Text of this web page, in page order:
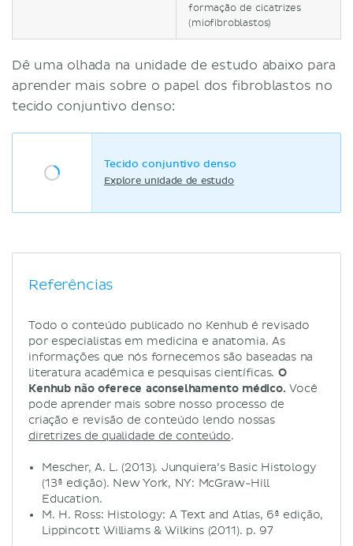
formação de cicatrizes
(miofibroblastos)
Dê uma olhada na unidade de estudo abaixo para
aprender mais sobre o papel dos fibroblastos no
tecido conjuntivo denso:
Tecido conjuntivo denso
Explore unidade de estudo
Referências
Todo o conteúdo publicado no Kenhub é revisado
por especialistas em medicina e anatomia. As
informações que nós fornecemos são baseadas na
literatura acadêmica e pesquisas científicas. O
Kenhub não oferece aconselhamento médico. Você
pode aprender mais sobre nosso processo de
criação e revisão de conteúdo lendo nossas
diretrizes de qualidade de conteúdo.
Mescher, A. L. (2013). Junquiera’s Basic Histology
(13ª edição). New York, NY: McGraw-Hill
Education.
M. H. Ross: Histology: A Text and Atlas, 6ª edição,
Lippincott Williams & Wilkins (2011). p. 97